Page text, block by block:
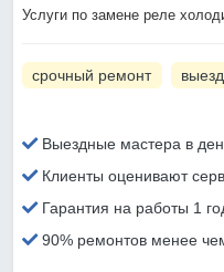
Услуги по замене реле
срочный ремонт
Выездные мастера в
Клиенты оценивают
Гарантия на работы 1
90% ремонтов менее